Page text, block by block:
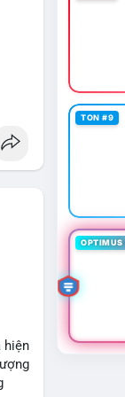
hiện
TON #9
OPTIMUS